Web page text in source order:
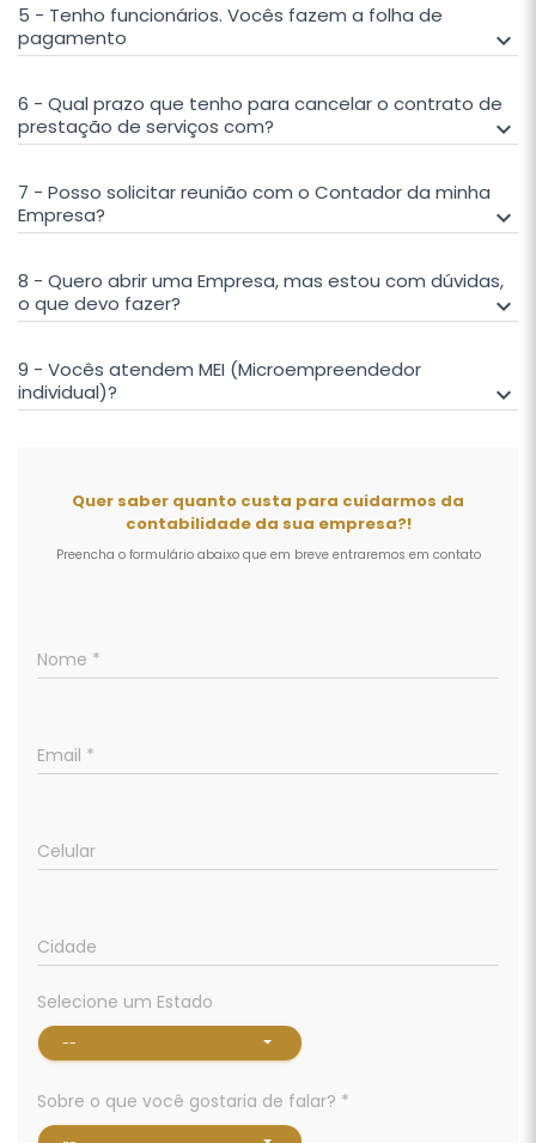
5 - Tenho funcionários. Vocês fazem a folha de
pagamento
keyboard_arrow_down
6 - Qual prazo que tenho para cancelar o contrato de
prestação de serviços com?
keyboard_arrow_down
7 - Posso solicitar reunião com o Contador da minha
Empresa?
keyboard_arrow_down
8 - Quero abrir uma Empresa, mas estou com dúvidas,
o que devo fazer?
keyboard_arrow_down
9 - Vocês atendem MEI (Microempreendedor
individual)?
keyboard_arrow_down
Quer saber quanto custa para cuidarmos da
contabilidade da sua empresa?!
Preencha o formulário abaixo que em breve entraremos em contato
Nome *
Email *
Celular
Cidade
Selecione um Estado
--
Sobre o que você gostaria de falar? *